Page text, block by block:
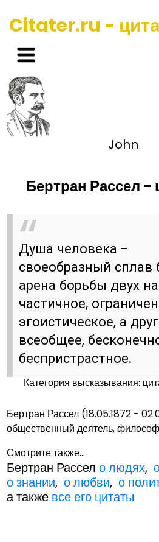
Citater.ru -
John
Бертран Рассел -
Душа человека -
своеобразный сплав
арена борьбы двух
частичное,
эгоистическое, а
всеобщее,
беспристрастное.
Категория высказывания:
Бертран Рассел (18.05.1872 -
общественный деятель, философ
Смотрите также...
Бертран Рассело людях,
о знании,о любви,о
а также все его цитаты